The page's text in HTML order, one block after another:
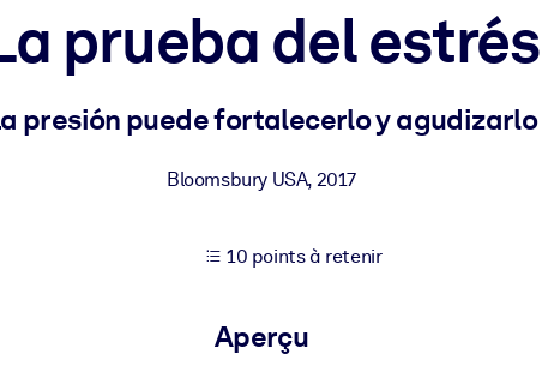
fiables et prêtes à l'emploi.
pour améliorer les résultats.
prueba del estrés
presión puede fortalecerlo y agudizarlo
Bloomsbury USA, 2017
10 points à retenir
Aperçu